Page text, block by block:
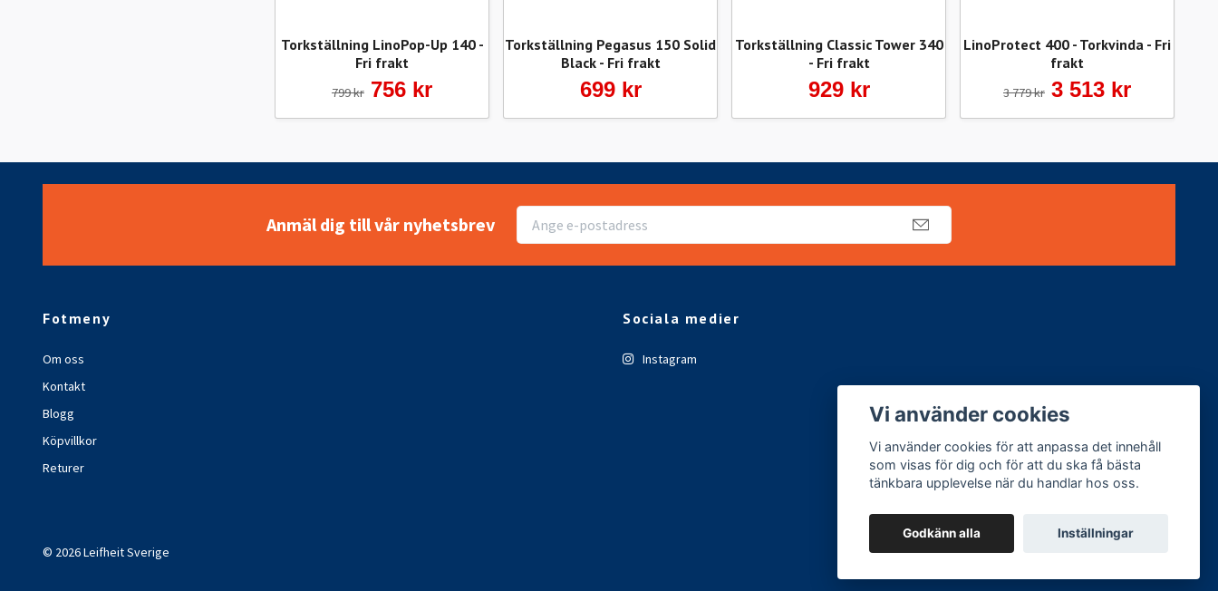
Torkställning LinoPop-Up 140 -
Fri frakt
799 kr 756 kr
Torkställning Pegasus 150 Solid
Black - Fri frakt
699 kr
Torkställning Classic Tower 340
- Fri frakt
929 kr
LinoProtect 400 - Torkvinda - Fri
frakt
3 779 kr 3 513 kr
Anmäl dig till vår nyhetsbrev
Fotmeny
Om oss
Kontakt
Blogg
Köpvillkor
Returer
Sociala medier
Instagram
© 2026 Leifheit Sverige
Vi använder cookies
Vi använder cookies för att anpassa det innehåll
som visas för dig och för att du ska få bästa
tänkbara upplevelse när du handlar hos oss.
Godkänn alla Inställningar